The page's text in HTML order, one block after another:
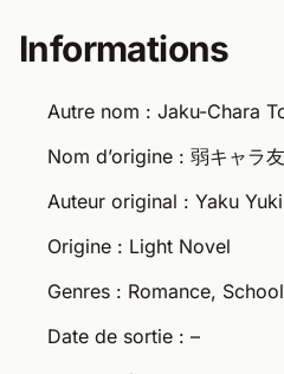
Informations
Autre nom : Jaku-Chara
Nom d’origine : 弱キャラ
Auteur original : Yaku Yuki
Origine : Light Novel
Genres : Romance,
Date de sortie : –